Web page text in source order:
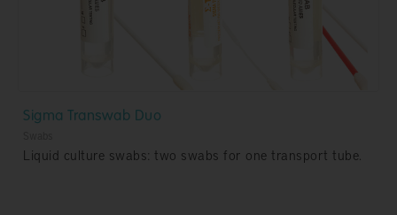
Sigma Transwab Duo
Liquid culture swabs: two swabs for one transport tube.